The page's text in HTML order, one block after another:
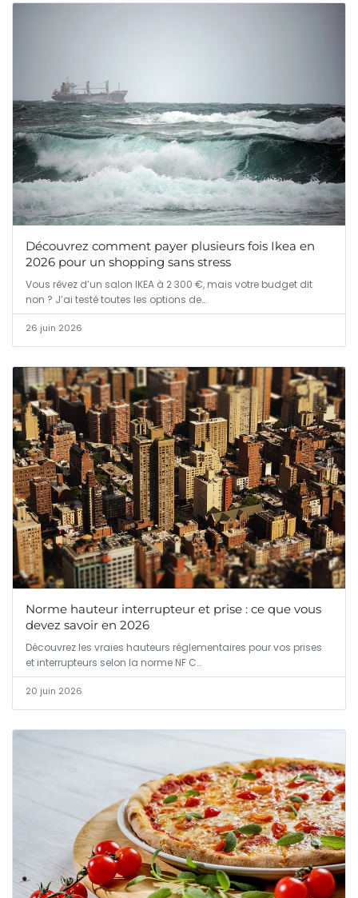
Découvrez comment payer plusieurs fois Ikea en
2026 pour un shopping sans stress
Vous rêvez d’un salon IKEA à 2 300 €, mais votre budget dit
non ? J’ai testé toutes les options de…
26 juin 2026
Norme hauteur interrupteur et prise : ce que vous
devez savoir en 2026
Découvrez les vraies hauteurs réglementaires pour vos prises
et interrupteurs selon la norme NF C…
20 juin 2026